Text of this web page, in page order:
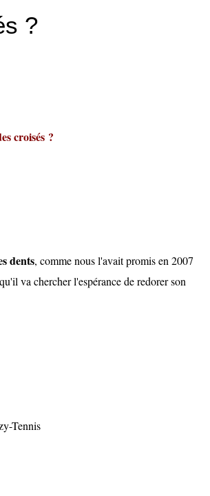
?
croisés ?
dents, comme nous l'avait promis en 2007
va chercher l'espérance de redorer son